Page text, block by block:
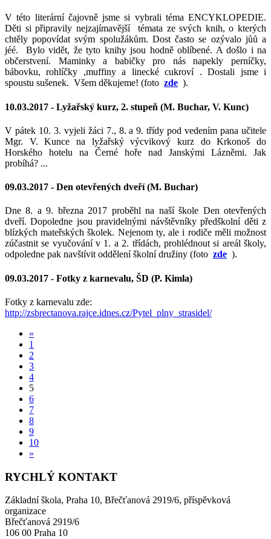
V této literární čajovně jsme si vybrali téma ENCYKLOPEDIE.
Děti si připravily nejzajímavější témata ze svých knih, o kterých
chtěly popovídat svým spolužákům. Dost často se ozývalo jůů a
jéé. Bylo vidět, že tyto knihy jsou hodně oblíbené. A došlo i na
občerstvení. Maminky a babičky pro nás napekly perníčky,
bábovku, rohlíčky ,muffiny a linecké cukroví . Dostali jsme i
spoustu sušenek. Všem děkujeme! (foto zde ).
10.03.2017 - Lyžařský kurz, 2. stupeň (M. Buchar, V. Kunc)
V pátek 10. 3. vyjeli žáci 7., 8. a 9. třídy pod vedením pana učitele
Mgr. V. Kunce na lyžařský výcvikový kurz do Krkonoš do
Horského hotelu na Černé hoře nad Janskými Lázněmi. Jak
probíhá? ...
09.03.2017 - Den otevřených dveří (M. Buchar)
Dne 8. a 9. března 2017 proběhl na naší škole Den otevřených
dveří. Dopoledne jsou pravidelnými návštěvníky předškolní děti z
blízkých mateřských školek. Nejenom ty, ale i rodiče měli možnost
zúčastnit se vyučování v 1. a 2. třídách, prohlédnout si areál školy,
odpoledne pak navštívit oddělení školní družiny (foto zde ).
09.03.2017 - Fotky z karnevalu, ŠD (P. Kimla)
Fotky z karnevalu zde:
http://zsbrectanova.rajce.idnes.cz/Pytel_plny_strasidel/
«
1
2
3
4
5
6
7
8
9
10
»
RYCHLÝ KONTAKT
Základní škola, Praha 10, Břečťanová 2919/6, příspěvková
organizace
Břečťanová 2919/6
106 00 Praha 10